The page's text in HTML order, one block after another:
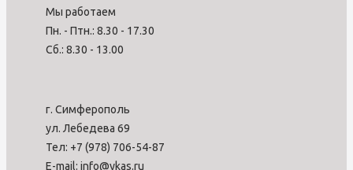
Мы работаем
Пн. - Птн.: 8.30 - 17.30
Сб.: 8.30 - 13.00
г. Симферополь
ул. Лебедева 69
Тел: +7 (978) 706-54-87
E-mail: info@ykas.ru